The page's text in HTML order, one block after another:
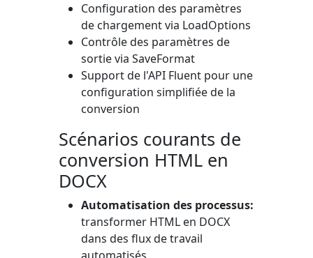
Configuration des paramètres
de chargement via LoadOptions
Contrôle des paramètres de
sortie via SaveFormat
Support de l'API Fluent pour une
configuration simplifiée de la
conversion
Scénarios courants de
conversion HTML en
DOCX
Automatisation des processus:
transformer HTML en DOCX
dans des flux de travail